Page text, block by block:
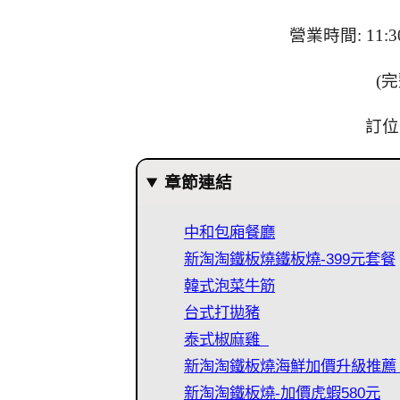
營業時間:
(
訂
章節連結
中和包廂餐廳
新淘淘鐵板燒鐵板燒-399元套餐
韓式泡菜牛筋
台式打拋豬
泰式椒麻雞
新淘淘鐵板燒海鮮加價升級推
新淘淘鐵板燒-加價虎蝦580元